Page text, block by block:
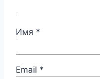
Имя *
Email *